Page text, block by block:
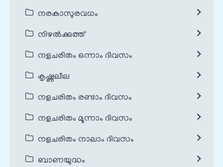
നരകാസുരവധം
നിഴൽക്കുത്ത്
നളചരിതം ഒന്നാം ദിവസം
കൃഷ്ണലീല
നളചരിതം രണ്ടാം ദിവസം
നളചരിതം മൂന്നാം ദിവസം
നളചരിതം നാലാം ദിവസം
ബാണയുദ്ധം